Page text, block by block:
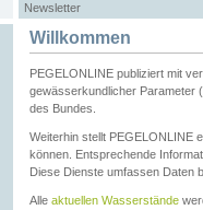
Newsletter
Willkommen
PEGELONLINE publiziert mit
gewässerkundlicher Parameter
des Bundes.
Weiterhin stellt PEGELONLINE
können. Entsprechende
Diese Dienste umfassen Daten
Alle aktuellen Wasserstände